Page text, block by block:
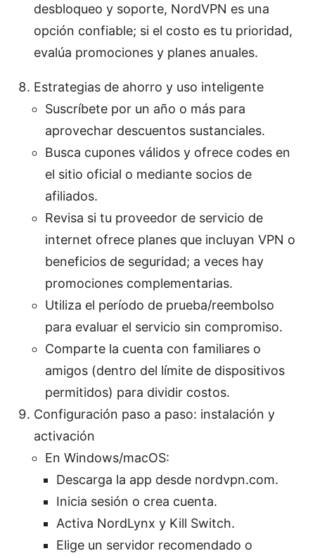
desbloqueo y soporte, NordVPN es una
opción confiable; si el costo es tu prioridad,
evalúa promociones y planes anuales.
Estrategias de ahorro y uso inteligente
Suscríbete por un año o más para
aprovechar descuentos sustanciales.
Busca cupones válidos y ofrece codes en
el sitio oficial o mediante socios de
afiliados.
Revisa si tu proveedor de servicio de
internet ofrece planes que incluyan VPN o
beneficios de seguridad; a veces hay
promociones complementarias.
Utiliza el período de prueba/reembolso
para evaluar el servicio sin compromiso.
Comparte la cuenta con familiares o
amigos (dentro del límite de dispositivos
permitidos) para dividir costos.
Configuración paso a paso: instalación y
activación
En Windows/macOS:
Descarga la app desde nordvpn.com.
Inicia sesión o crea cuenta.
Activa NordLynx y Kill Switch.
Elige un servidor recomendado o